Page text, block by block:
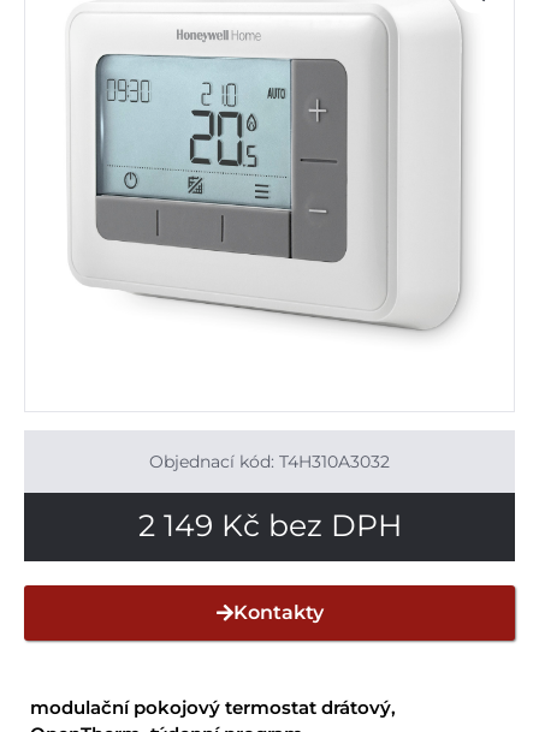
modulační pokojový termostat drátový,
Objednací kód: T4H310A3032
2 149 Kč bez DPH
Kontakty